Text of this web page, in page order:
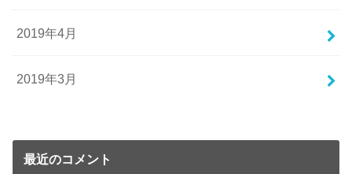
2019年4月
2019年3月
最近のコメント